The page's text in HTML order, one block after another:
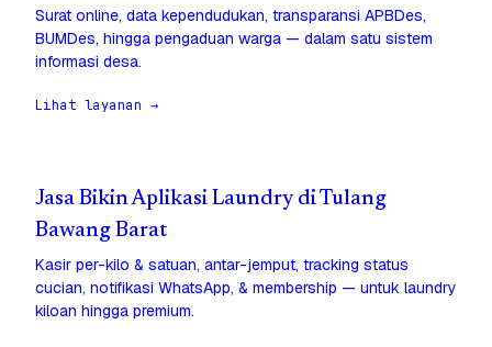
Surat online, data kependudukan, transparansi APBDes,
BUMDes, hingga pengaduan warga — dalam satu sistem
informasi desa.
Lihat layanan →
Jasa Bikin Aplikasi Laundry di Tulang
Bawang Barat
Kasir per-kilo & satuan, antar-jemput, tracking status
cucian, notifikasi WhatsApp, & membership — untuk laundry
kiloan hingga premium.